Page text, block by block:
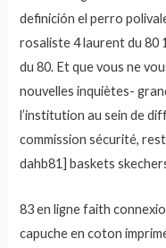
definición el perro
rosaliste 4 laurent du 80
du 80. Et que vous ne
nouvelles inquiètes-
l’institution au sein de
commission sécurité,
dahb81] baskets
83 en ligne faith
capuche en coton